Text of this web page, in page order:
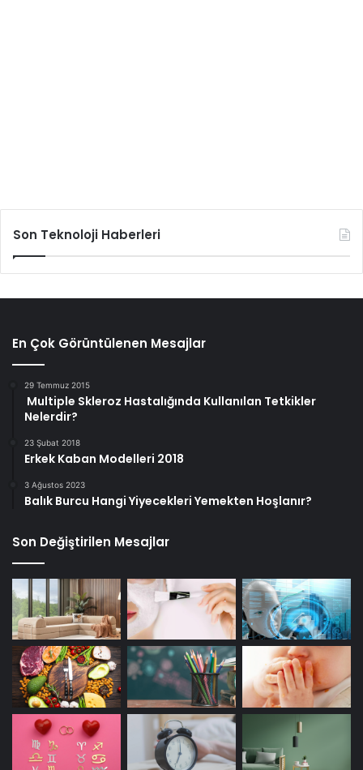
Son Teknoloji Haberleri
En Çok Görüntülenen Mesajlar
29 Temmuz 2015
Multiple Skleroz Hastalığında Kullanılan Tetkikler
Nelerdir?
23 Şubat 2018
Erkek Kaban Modelleri 2018
3 Ağustos 2023
Balık Burcu Hangi Yiyecekleri Yemekten Hoşlanır?
Son Değiştirilen Mesajlar